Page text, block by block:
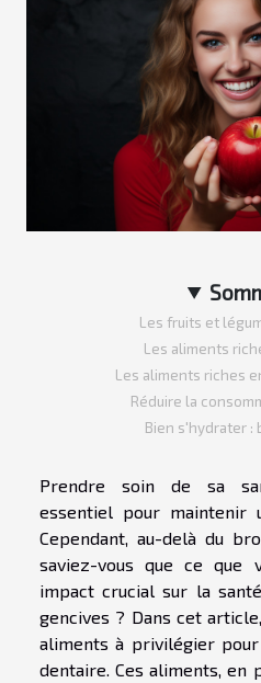
Les fruits et
Les aliments
Les aliments riches
Réduire la
Bien s'hydrater :
Prendre soin de sa
essentiel pour maintenir
Cependant, au-delà du
saviez-vous que ce que
impact crucial sur la
gencives ? Dans cet
aliments à privilégier
dentaire. Ces aliments, en